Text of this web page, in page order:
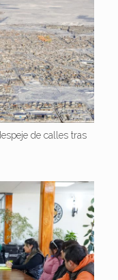
de calles tras